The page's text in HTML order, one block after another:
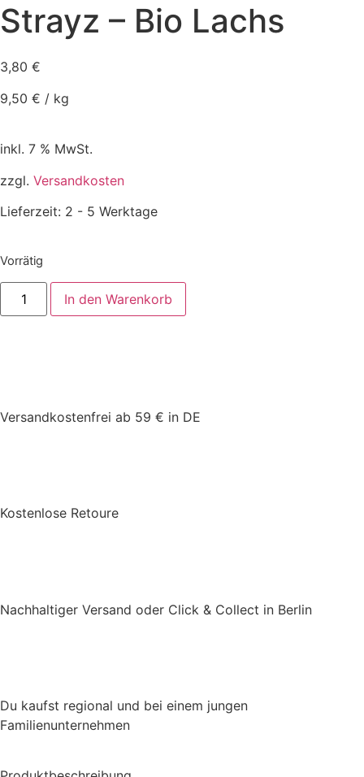
Strayz – Bio Lachs
3,80 €
9,50 € / kg
inkl. 7 % MwSt.
zzgl. Versandkosten
Lieferzeit: 2 - 5 Werktage
Vorrätig
In den Warenkorb
Versandkostenfrei ab 59 € in DE
Kostenlose Retoure
Nachhaltiger Versand oder Click & Collect in Berlin
Du kaufst regional und bei einem jungen
Familienunternehmen